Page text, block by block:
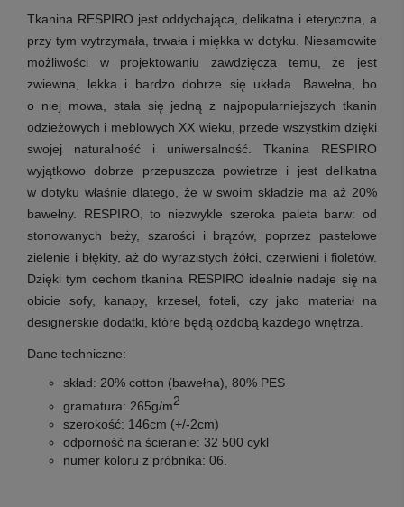
Tkanina RESPIRO jest oddychająca, delikatna i eteryczna, a
przy tym wytrzymała, trwała i miękka w dotyku. Niesamowite
możliwości w projektowaniu zawdzięcza temu, że jest
zwiewna, lekka i bardzo dobrze się układa. Bawełna, bo
o niej mowa, stała się jedną z najpopularniejszych tkanin
odzieżowych i meblowych XX wieku, przede wszystkim dzięki
swojej naturalność i uniwersalność. Tkanina RESPIRO
wyjątkowo dobrze przepuszcza powietrze i jest delikatna
w dotyku właśnie dlatego, że w swoim składzie ma aż 20%
bawełny. RESPIRO, to niezwykle szeroka paleta barw: od
stonowanych beży, szarości i brązów, poprzez pastelowe
zielenie i błękity, aż do wyrazistych żółci, czerwieni i fioletów.
Dzięki tym cechom tkanina RESPIRO idealnie nadaje się na
obicie sofy, kanapy, krzeseł, foteli, czy jako materiał na
designerskie dodatki, które będą ozdobą każdego wnętrza.
Dane techniczne:
skład: 20% cotton (bawełna), 80% PES
gramatura: 265g/m2
szerokość: 146cm (+/-2cm)
odporność na ścieranie: 32 500 cykl
numer koloru z próbnika: 06